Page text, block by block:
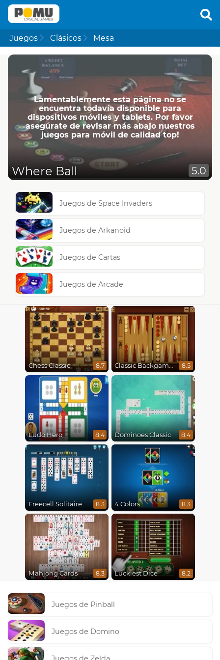
Juegos Clásicos Mesa
Lamentablemente esta página no se
encuentra todavía disponible para
dispositivos móviles y tablets. Por favor
asegúrate de revisar más abajo nuestros
juegos para móvil de calidad top!
Where Ball 5.0
Juegos de Space Invaders
Juegos de Arkanoid
Juegos de Cartas
Juegos de Arcade
Chess Classic 8.7 Classic Backgammon 8.5
Ludo Hero 8.4 Dominoes Classic 8.4
Freecell Solitaire 8.3 4 Colors 8.3
Mahjong Cards 8.3 Luckiest Dice 8.2
Juegos de Pinball
Juegos de Domino